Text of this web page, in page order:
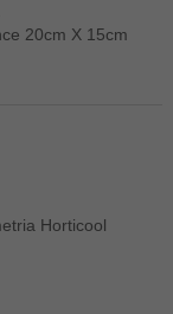
20cm X 15cm
Horticool